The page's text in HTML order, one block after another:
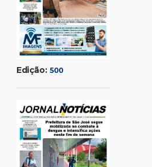
Edição: 500